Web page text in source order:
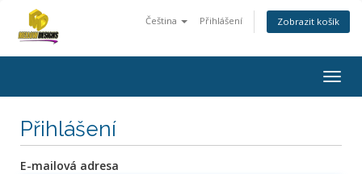
Čeština Přihlášení Zobrazit košík
Přihlášení
E-mailová adresa